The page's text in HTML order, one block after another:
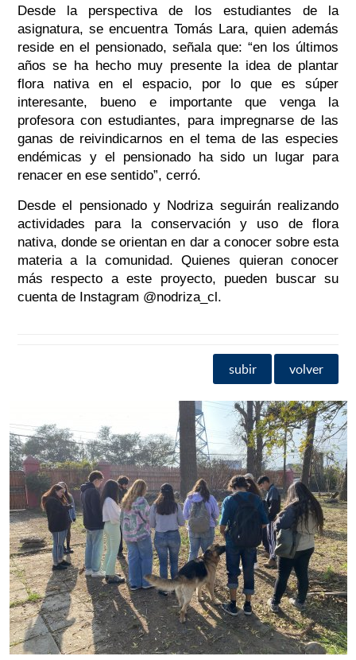
Desde la perspectiva de los estudiantes de la
asignatura, se encuentra Tomás Lara, quien además
reside en el pensionado, señala que: “en los últimos
años se ha hecho muy presente la idea de plantar
flora nativa en el espacio, por lo que es súper
interesante, bueno e importante que venga la
profesora con estudiantes, para impregnarse de las
ganas de reivindicarnos en el tema de las especies
endémicas y el pensionado ha sido un lugar para
renacer en ese sentido”, cerró.
Desde el pensionado y Nodriza seguirán realizando
actividades para la conservación y uso de flora
nativa, donde se orientan en dar a conocer sobre esta
materia a la comunidad. Quienes quieran conocer
más respecto a este proyecto, pueden buscar su
cuenta de Instagram @nodriza_cl.
subir volver